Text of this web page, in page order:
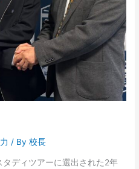
/ By校長
ディツアーに選出された2年